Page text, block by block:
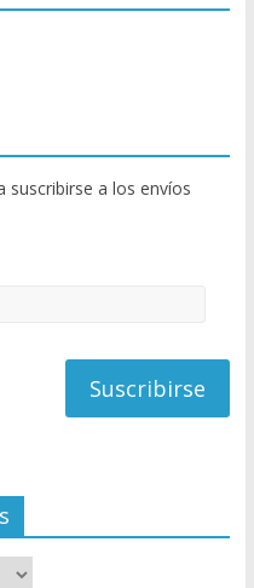
suscribirse a los envíos